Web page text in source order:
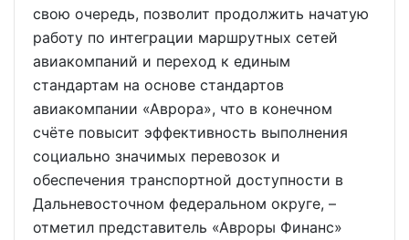
свою очередь, позволит продолжить начатую
работу по интеграции маршрутных сетей
авиакомпаний и переход к единым
стандартам на основе стандартов
авиакомпании «Аврора», что в конечном
счёте повысит эффективность выполнения
социально значимых перевозок и
обеспечения транспортной доступности в
Дальневосточном федеральном округе, –
отметил представитель «Авроры Финанс»